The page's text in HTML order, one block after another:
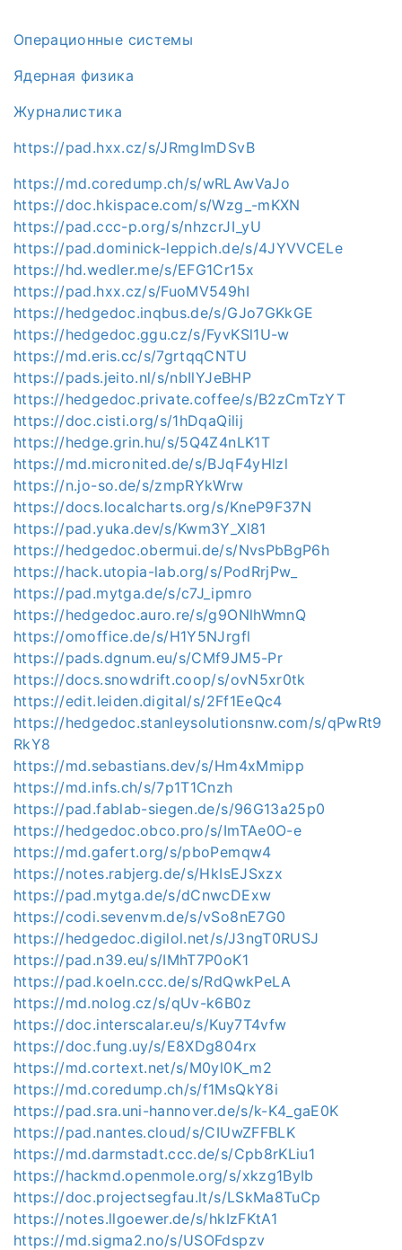
Операционные системы
Ядерная физика
Журналистика
https://pad.hxx.cz/s/JRmgImDSvB
https://md.coredump.ch/s/wRLAwVaJo
https://doc.hkispace.com/s/Wzg_-mKXN
https://pad.ccc-p.org/s/nhzcrJI_yU
https://pad.dominick-leppich.de/s/4JYVVCELe
https://hd.wedler.me/s/EFG1Cr15x
https://pad.hxx.cz/s/FuoMV549hI
https://hedgedoc.inqbus.de/s/GJo7GKkGE
https://hedgedoc.ggu.cz/s/FyvKSl1U-w
https://md.eris.cc/s/7grtqqCNTU
https://pads.jeito.nl/s/nbIlYJeBHP
https://hedgedoc.private.coffee/s/B2zCmTzYT
https://doc.cisti.org/s/1hDqaQilij
https://hedge.grin.hu/s/5Q4Z4nLK1T
https://md.micronited.de/s/BJqF4yHlzl
https://n.jo-so.de/s/zmpRYkWrw
https://docs.localcharts.org/s/KneP9F37N
https://pad.yuka.dev/s/Kwm3Y_Xl81
https://hedgedoc.obermui.de/s/NvsPbBgP6h
https://hack.utopia-lab.org/s/PodRrjPw_
https://pad.mytga.de/s/c7J_ipmro
https://hedgedoc.auro.re/s/g9ONlhWmnQ
https://omoffice.de/s/H1Y5NJrgfl
https://pads.dgnum.eu/s/CMf9JM5-Pr
https://docs.snowdrift.coop/s/ovN5xr0tk
https://edit.leiden.digital/s/2Ff1EeQc4
https://hedgedoc.stanleysolutionsnw.com/s/qPwRt9
RkY8
https://md.sebastians.dev/s/Hm4xMmipp
https://md.infs.ch/s/7p1T1Cnzh
https://pad.fablab-siegen.de/s/96G13a25p0
https://hedgedoc.obco.pro/s/ImTAe0O-e
https://md.gafert.org/s/pboPemqw4
https://notes.rabjerg.de/s/HkIsEJSxzx
https://pad.mytga.de/s/dCnwcDExw
https://codi.sevenvm.de/s/vSo8nE7G0
https://hedgedoc.digilol.net/s/J3ngT0RUSJ
https://pad.n39.eu/s/IMhT7P0oK1
https://pad.koeln.ccc.de/s/RdQwkPeLA
https://md.nolog.cz/s/qUv-k6B0z
https://doc.interscalar.eu/s/Kuy7T4vfw
https://doc.fung.uy/s/E8XDg804rx
https://md.cortext.net/s/M0yl0K_m2
https://md.coredump.ch/s/f1MsQkY8i
https://pad.sra.uni-hannover.de/s/k-K4_gaE0K
https://pad.nantes.cloud/s/CIUwZFFBLK
https://md.darmstadt.ccc.de/s/Cpb8rKLiu1
https://hackmd.openmole.org/s/xkzg1ByIb
https://doc.projectsegfau.lt/s/LSkMa8TuCp
https://notes.llgoewer.de/s/hkIzFKtA1
https://md.sigma2.no/s/USOFdspzv